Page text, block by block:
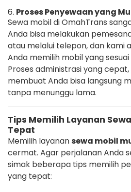
6. Proses Penyewaan yang
Sewa mobil di OmahTrans
Anda bisa melakukan
atau melalui telepon, dan kami
Anda memilih mobil yang
Proses administrasi yang
membuat Anda bisa langsung
tanpa menunggu lama.
Tips Memilih Layanan
Tepat
Memilih layanansewa mobil
cermat. Agar perjalanan Anda
simak beberapa tips memilih
yang tepat: